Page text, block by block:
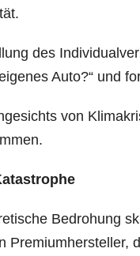
des
Auto?“ und
von
Bedrohung
Premiumhersteller,